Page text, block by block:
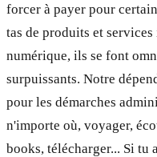
forcer à payer pour
tas de produits et
numérique, ils se font
surpuissants. Notre
pour les démarches
n'importe où, voyager,
books, télécharger... Si tu